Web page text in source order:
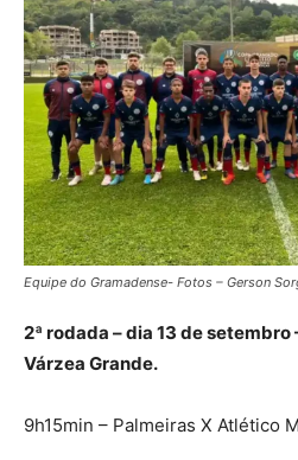
Equipe do Gramadense- Fotos – Gerson
2ª rodada – dia 13 de setembro
Várzea Grande.
9h15min – Palmeiras X Atlético